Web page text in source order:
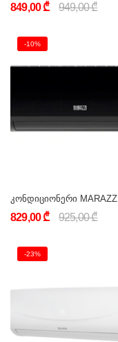
849,00 ₾ 949,00 ₾
-10%
829,00 ₾ 925,00 ₾
-23%